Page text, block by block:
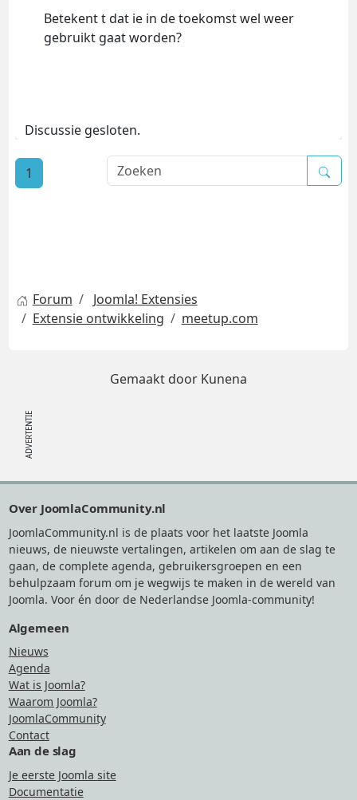
Betekent t dat ie in de toekomst wel weer
gebruikt gaat worden?
Discussie gesloten.
1
Forum
Joomla! Extensies
Extensie ontwikkeling
meetup.com
Gemaakt door Kunena
Over JoomlaCommunity.nl
JoomlaCommunity.nl is de plaats voor het laatste Joomla
nieuws, de nieuwste vertalingen, artikelen om aan de slag te
gaan, de complete agenda, gebruikersgroepen en een
behulpzaam forum om je wegwijs te maken in de wereld van
Joomla. Voor én door de Nederlandse Joomla-community!
Algemeen
Nieuws
Agenda
Wat is Joomla?
Waarom Joomla?
JoomlaCommunity
Contact
Aan de slag
Je eerste Joomla site
Documentatie